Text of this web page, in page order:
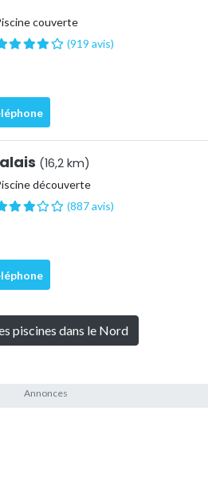
couverte
(919 avis)
(16,2 km)
découverte
(887 avis)
piscines dans le Nord